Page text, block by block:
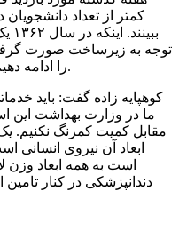
کمتر از تعداد
توجه به زیرساخت صورت
را ادامه دهیم، اصلا پسندیده نظام آموزشی نیست.
کوهپایه زاده گفت: باید
ما در وزارت بهداشت این
مقابل کمیت کمرنگ نکنیم.
ابعاد آن نیروی
است به همه ابعاد
دندانپزشکی در کنار